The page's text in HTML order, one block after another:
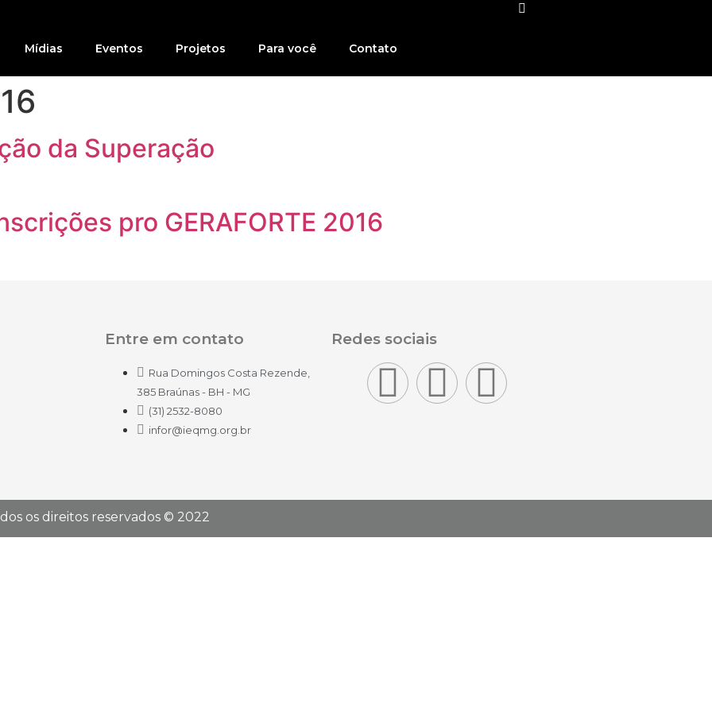
Mídias Eventos Projetos Para você Contato
da Superação
pro GERAFORTE 2016
Entre em contato
Rua Domingos Costa Rezende,
385 Braúnas - BH - MG
(31) 2532-8080
infor@ieqmg.org.br
Redes sociais
os direitos reservados © 2022